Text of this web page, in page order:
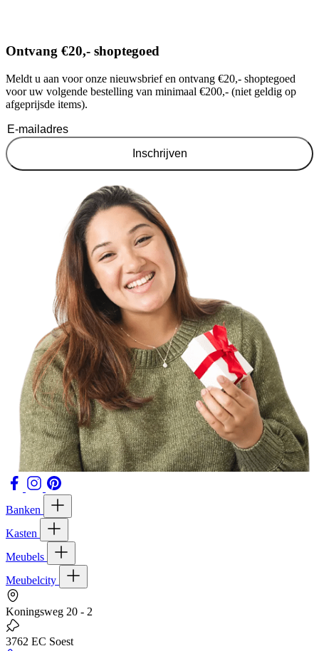
Ontvang €20,- shoptegoed
Meldt u aan voor onze nieuwsbrief en ontvang €20,- shoptegoed
voor uw volgende bestelling van minimaal €200,- (niet geldig op
afgeprijsde items).
Inschrijven
Banken
Kasten
Meubels
Meubelcity
Koningsweg 20 - 2
3762 EC Soest